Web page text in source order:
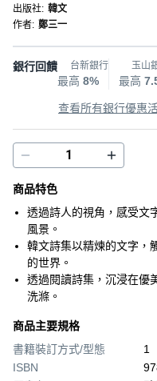
出版社: 韓文
作者: 鄭三一
銀行回饋 台新銀行
最高 8%
玉山
最高
查看所有銀行優惠
商品特色
透過詩人的視角，感受文
風景。
韓文詩集以精煉的文字，
的世界。
透過閱讀詩集，沉浸在優
洗滌。
商品主要規格
書籍裝訂方式/型態
1
ISBN